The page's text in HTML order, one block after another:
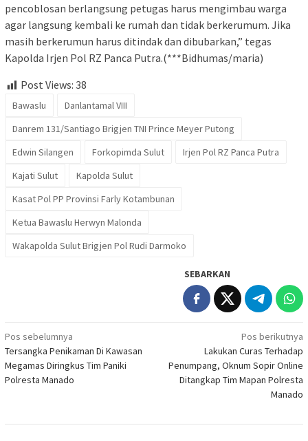
pencoblosan berlangsung petugas harus mengimbau warga
agar langsung kembali ke rumah dan tidak berkerumum. Jika
masih berkerumun harus ditindak dan dibubarkan,” tegas
Kapolda Irjen Pol RZ Panca Putra.(***Bidhumas/maria)
Post Views: 38
Bawaslu
Danlantamal VIII
Danrem 131/Santiago Brigjen TNI Prince Meyer Putong
Edwin Silangen
Forkopimda Sulut
Irjen Pol RZ Panca Putra
Kajati Sulut
Kapolda Sulut
Kasat Pol PP Provinsi Farly Kotambunan
Ketua Bawaslu Herwyn Malonda
Wakapolda Sulut Brigjen Pol Rudi Darmoko
SEBARKAN
Navigasi
pos
Pos sebelumnya
Tersangka Penikaman Di Kawasan
Megamas Diringkus Tim Paniki
Polresta Manado
Pos berikutnya
Lakukan Curas Terhadap
Penumpang, Oknum Sopir Online
Ditangkap Tim Mapan Polresta
Manado